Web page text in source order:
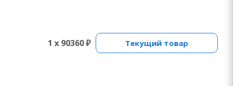
1 x 90360 ₽ Текущий товар